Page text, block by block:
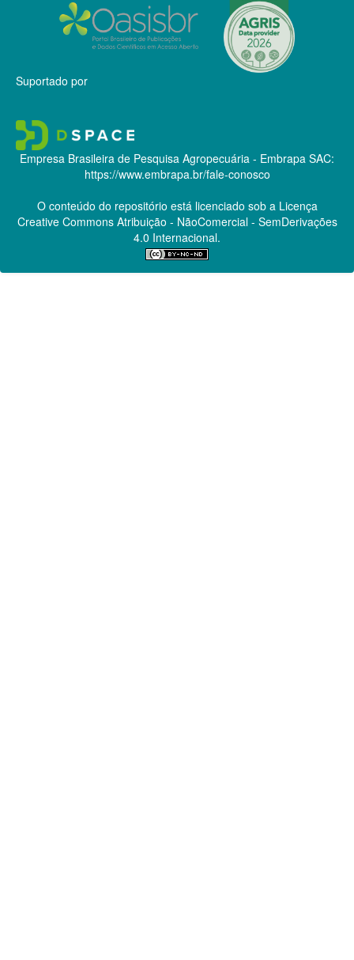
Suportado por
Empresa Brasileira de Pesquisa Agropecuária - Embrapa SAC:
https://www.embrapa.br/fale-conosco
O conteúdo do repositório está licenciado sob a Licença
Creative CommonsAtribuição - NãoComercial - SemDerivações
4.0 Internacional.